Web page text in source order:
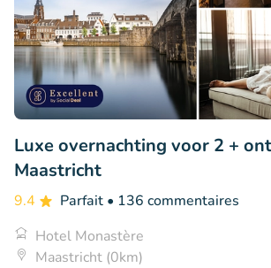
Luxe overnachting voor 2 +
Maastricht
9.4 Parfait • 136 commentaires
Hotel Monastère
Maastricht (0km)